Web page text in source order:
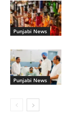
Punjabi News
Punjabi News